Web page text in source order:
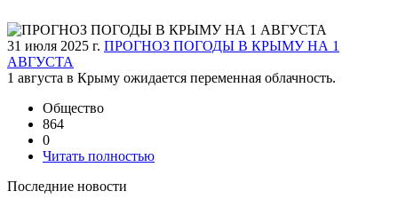
31 июля 2025 г. ПРОГНОЗ ПОГОДЫ В КРЫМУ НА 1
АВГУСТА
1 августа в Крыму ожидается переменная облачность.
Общество
864
0
Читать полностью
Последние новости